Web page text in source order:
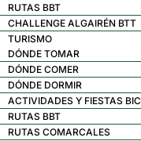
RUTAS BBT
CHALLENGE ALGAIRÉN BTT
TURISMO
DÓNDE TOMAR
DÓNDE COMER
DÓNDE DORMIR
ACTIVIDADES Y FIESTAS BIC
RUTAS BBT
RUTAS COMARCALES